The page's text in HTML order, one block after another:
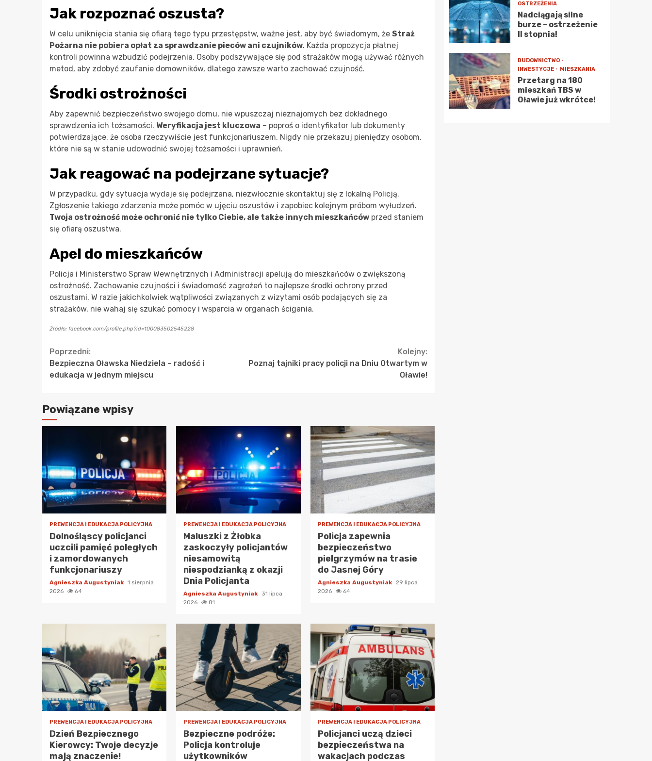
Jak rozpoznać oszusta?
W celu uniknięcia stania się ofiarą tego typu przestępstw, ważne jest, aby być świadomym, że Straż
Pożarna nie pobiera opłat za sprawdzanie pieców ani czujników. Każda propozycja płatnej
kontroli powinna wzbudzić podejrzenia. Osoby podszywające się pod strażaków mogą używać różnych
metod, aby zdobyć zaufanie domowników, dlatego zawsze warto zachować czujność.
Środki ostrożności
Aby zapewnić bezpieczeństwo swojego domu, nie wpuszczaj nieznajomych bez dokładnego
sprawdzenia ich tożsamości. Weryfikacja jest kluczowa – poproś o identyfikator lub dokumenty
potwierdzające, że osoba rzeczywiście jest funkcjonariuszem. Nigdy nie przekazuj pieniędzy osobom,
które nie są w stanie udowodnić swojej tożsamości i uprawnień.
Jak reagować na podejrzane sytuacje?
W przypadku, gdy sytuacja wydaje się podejrzana, niezwłocznie skontaktuj się z lokalną Policją.
Zgłoszenie takiego zdarzenia może pomóc w ujęciu oszustów i zapobiec kolejnym próbom wyłudzeń.
Twoja ostrożność może ochronić nie tylko Ciebie, ale także innych mieszkańców przed staniem
się ofiarą oszustwa.
Apel do mieszkańców
Policja i Ministerstwo Spraw Wewnętrznych i Administracji apelują do mieszkańców o zwiększoną
ostrożność. Zachowanie czujności i świadomość zagrożeń to najlepsze środki ochrony przed
oszustami. W razie jakichkolwiek wątpliwości związanych z wizytami osób podających się za
strażaków, nie wahaj się szukać pomocy i wsparcia w organach ścigania.
Źródło: facebook.com/profile.php?id=100083502545228
Continue
Reading
Poprzedni:
Bezpieczna Oławska Niedziela – radość i
edukacja w jednym miejscu
Kolejny:
Poznaj tajniki pracy policji na Dniu Otwartym w
Oławie!
Powiązane wpisy
PREWENCJA I EDUKACJA POLICYJNA
Dolnośląscy policjanci
uczcili pamięć poległych
i zamordowanych
funkcjonariuszy
Agnieszka Augustyniak 1 sierpnia
2026
64
PREWENCJA I EDUKACJA POLICYJNA
Maluszki z Żłobka
zaskoczyły policjantów
niesamowitą
niespodzianką z okazji
Dnia Policjanta
Agnieszka Augustyniak 31 lipca
2026
81
PREWENCJA I EDUKACJA POLICYJNA
Policja zapewnia
bezpieczeństwo
pielgrzymów na trasie
do Jasnej Góry
Agnieszka Augustyniak 29 lipca
2026
64
PREWENCJA I EDUKACJA POLICYJNA
Dzień Bezpiecznego
Kierowcy: Twoje decyzje
mają znaczenie!
PREWENCJA I EDUKACJA POLICYJNA
Bezpieczne podróże:
Policja kontroluje
użytkowników
PREWENCJA I EDUKACJA POLICYJNA
Policjanci uczą dzieci
bezpieczeństwa na
wakacjach podczas
OSTRZEŻENIA
Nadciągają silne
burze – ostrzeżenie
II stopnia!
BUDOWNICTWO
INWESTYCJE
MIESZKANIA
Przetarg na 180
mieszkań TBS w
Oławie już wkrótce!